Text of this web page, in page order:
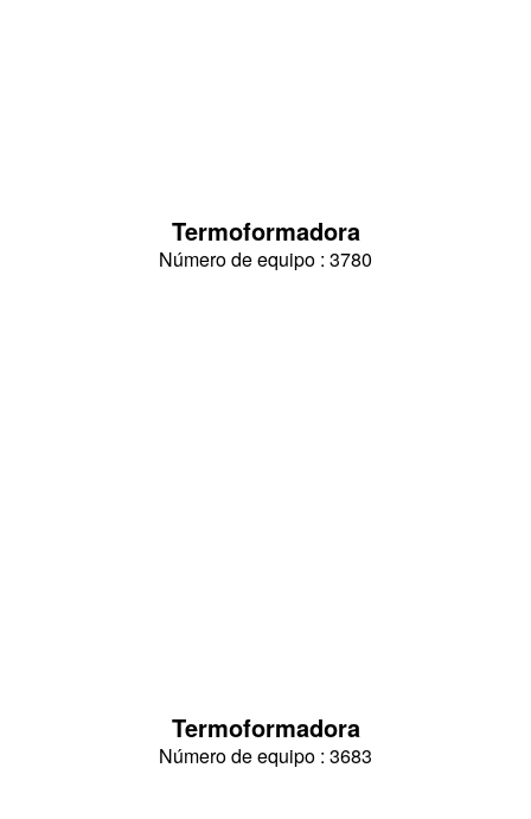
Termoformadora
Número de equipo : 3780
Termoformadora
Número de equipo : 3683